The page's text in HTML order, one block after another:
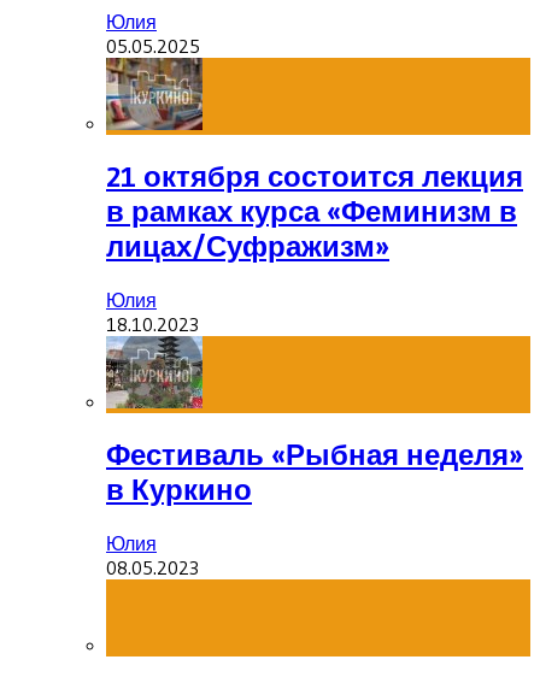
Юлия
05.05.2025
21 октября состоится лекция
в рамках курса «Феминизм в
лицах/Суфражизм»
Юлия
18.10.2023
Фестиваль «Рыбная неделя»
в Куркино
Юлия
08.05.2023